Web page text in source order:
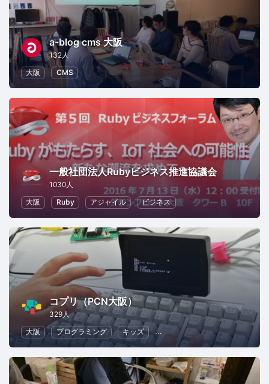
a-blog cms 大阪
132人
大阪
CMS
一般社団法人Rubyビジネス推進協議会
1030人
大阪
Ruby アジャイル ビジネス
コプリ（PCN大阪）
329人
大阪
プログラミング キッズ 子供向けプログラミング